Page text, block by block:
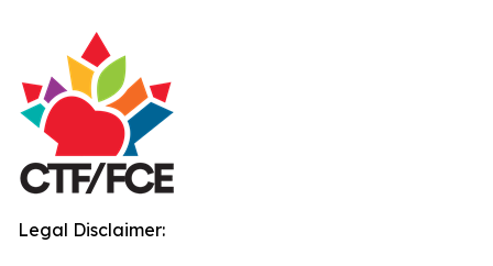
Legal Disclaimer: